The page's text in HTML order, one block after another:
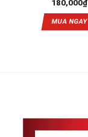
180,000₫
MUA NGAY